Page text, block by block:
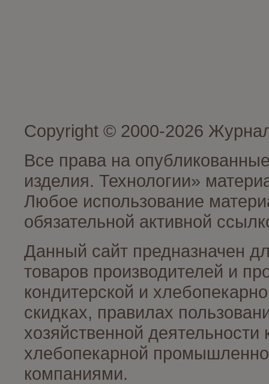
Copyright © 2000-2026
Все права на
изделия. Технологии»
Любое использование
обязательной активной
Данный сайт предназначен
товаров производителей и
кондитерской и
скидках, правилах
хозяйственной
хлебопекарной
компаниями.